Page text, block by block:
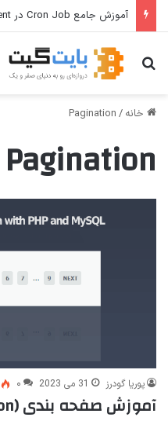
جستجو برای
خانه /
Pagination
Pagination
پوریا گودرز 31 می 2023 ۰
آموزش صفحه بندی (Pagination) مطالب با PHP